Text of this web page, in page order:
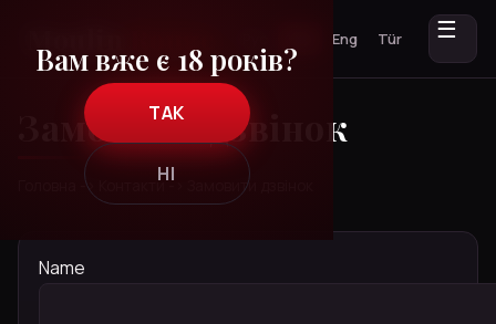
Вам вже є 18 років?
ТАК
НІ
Eng Tür ☰
Замовити дзвiнок
-› Контакти -› Замовити дзвiнок
Name